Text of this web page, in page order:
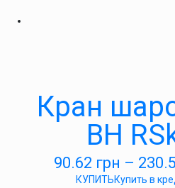
Кран
ВН
90.62 грн –
КУПИТЬКупить в